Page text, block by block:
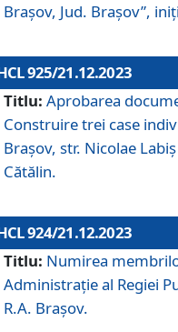
Brașov, Jud. Brașov”,
925/21.12.2023
Titlu: Aprobarea
Construire trei case
Brașov, str. Nicolae
Cătălin.
924/21.12.2023
Titlu: Numirea
Administraţie al Regiei
R.A. Brașov.